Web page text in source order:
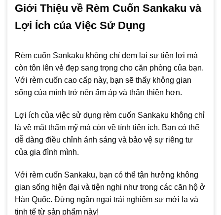
Giới Thiệu về Rèm Cuốn Sankaku và
Lợi Ích của Việc Sử Dụng
Rèm cuốn Sankaku không chỉ đem lại sự tiện lợi mà
còn tôn lên vẻ đẹp sang trọng cho căn phòng của bạn.
Với rèm cuốn cao cấp này, bạn sẽ thấy không gian
sống của mình trở nên ấm áp và thân thiện hơn.
Lợi ích của việc sử dụng rèm cuốn Sankaku không chỉ
là về mặt thẩm mỹ mà còn về tính tiện ích. Bạn có thể
dễ dàng điều chỉnh ánh sáng và bảo vệ sự riêng tư
của gia đình mình.
Với rèm cuốn Sankaku, bạn có thể tận hưởng không
gian sống hiện đại và tiện nghi như trong các căn hộ ở
Hàn Quốc. Đừng ngần ngại trải nghiệm sự mới lạ và
tinh tế từ sản phẩm này!